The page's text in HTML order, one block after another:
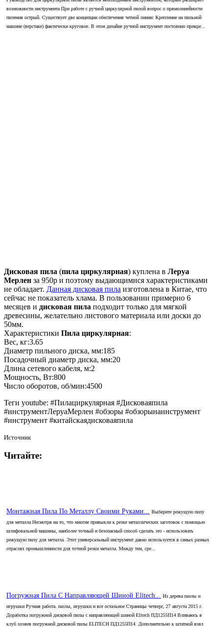
возможности инструмента При работе с ручной циркулярной пилой вопрос о прямолинейности
пиления острый. Существует две концепции обеспечения четной линии: Крепление на пильной
машине (верстаке) фактически круговое. В этом дизайне ручной инструмент постоянно прикре...
Дисковая пила (пила циркулярная) куплена в Леруа
Мерлен за 950р и поэтому выдающимися характеристиками
не обладает. Данная дисковая пила изготовлена в Китае, что
сейчас не показатель хлама. В пользовании примерно 6
месяцев и дисковая пила подходит только для мягкой
древесины, желательно листового материала или доски до
50мм.
Характеристики Пила циркулярная:
Вес, кг:3.65
Диаметр пильного диска, мм:185
Посадочный диаметр диска, мм:20
Длина сетевого кабеля, м:2
Мощность, Вт:800
Число оборотов, об/мин:4500
Теги youtube: #Пилациркулярная #Дисковаяпила
#инструментЛеруаМерлен #обзоры #обзорынаинструмент
#инструмент #китайскаядисковаяпила
Источник
Читайте:
Монтажная Пила По Металлу Своими Руками...
Выберите режущую пилу
для металла Несмотря на то, что многие привыкли к резке металлических заготовок с помощью
шлифовальной машины, наиболее точный и безопасный способ сделать это - использовать
режущую пилу для металла. Этот универсальный инструмент давно используется в самых разных
отраслях промышленности для точной резки металла. Между тем, сре...
Погружная Пила С Направляющей Шиной Elitech...
Из дерева пазлы и
игрушки Ручная работа. пазлы, игрушки и все остальное Страницы четверг, 27 августа 2015 г.
Доработка погружной дисковой пилы с направляющей шиной Elitech ПД1255П14 Вливаюсь в
клуб хозяев погружной дисковой пилы ELITECH ПД1255П14. Дополнительно к штатной взял